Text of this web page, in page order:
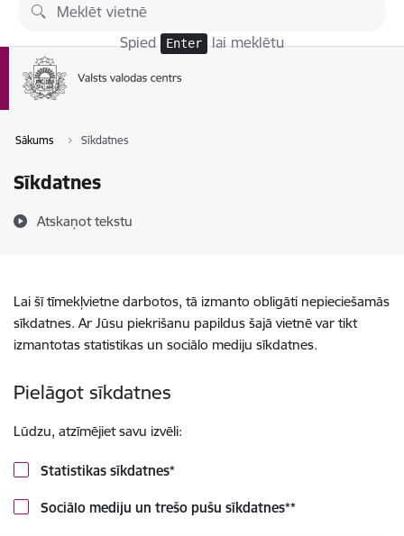
Pāriet uz lapas saturu
Spied Enter lai meklētu
Sākums Sīkdatnes
Sīkdatnes
Atskaņot tekstu
Lai šī tīmekļvietne darbotos, tā izmanto obligāti nepieciešamās
sīkdatnes. Ar Jūsu piekrišanu papildus šajā vietnē var tikt
izmantotas statistikas un sociālo mediju sīkdatnes.
Pielāgot sīkdatnes
Lūdzu, atzīmējiet savu izvēli:
Statistikas sīkdatnes*
Sociālo mediju un trešo pušu sīkdatnes**